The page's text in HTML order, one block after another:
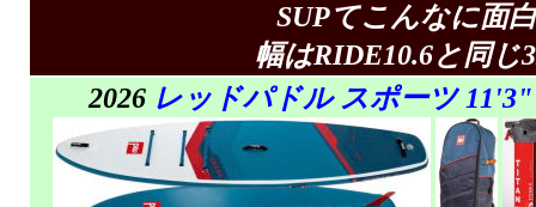
SUPてこんなに面
幅はRIDE10.6と同
2026 レッドパドル スポーツ 11'3"